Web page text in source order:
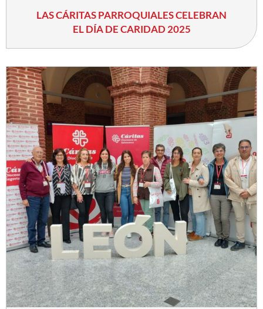
LAS CÁRITAS PARROQUIALES CELEBRAN
EL DÍA DE CARIDAD 2025